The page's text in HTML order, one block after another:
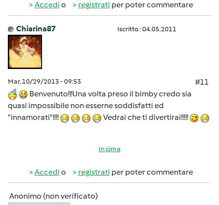
Accedi o registrati per poter commentare
Chiarina87 Iscritto : 04.05.2011
Mar, 10/29/2013 - 09:53
#11
Benvenuto!!!Una volta preso il bimby credo sia
quasi impossibile non esserne soddisfatti ed
"innamorati"!!!!
Vedrai che ti divertirai!!!!!
In cima
Accedi o registrati per poter commentare
Anonimo (non verificato)